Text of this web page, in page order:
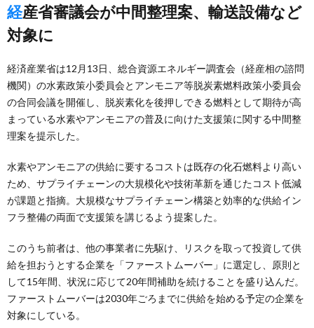
経産省審議会が中間整理案、輸送設備など
対象に
経済産業省は12月13日、総合資源エネルギー調査会（経産相の諮問
機関）の水素政策小委員会とアンモニア等脱炭素燃料政策小委員会
の合同会議を開催し、脱炭素化を後押しできる燃料として期待が高
まっている水素やアンモニアの普及に向けた支援策に関する中間整
理案を提示した。
水素やアンモニアの供給に要するコストは既存の化石燃料より高い
ため、サプライチェーンの大規模化や技術革新を通じたコスト低減
が課題と指摘。大規模なサプライチェーン構築と効率的な供給イン
フラ整備の両面で支援策を講じるよう提案した。
このうち前者は、他の事業者に先駆け、リスクを取って投資して供
給を担おうとする企業を「ファーストムーバー」に選定し、原則と
して15年間、状況に応じて20年間補助を続けることを盛り込んだ。
ファーストムーバーは2030年ごろまでに供給を始める予定の企業を
対象にしている。